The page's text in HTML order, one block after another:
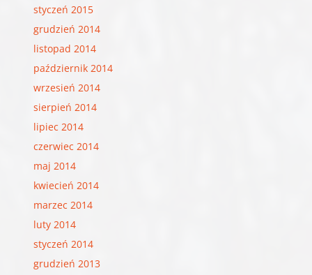
styczeń 2015
grudzień 2014
listopad 2014
październik 2014
wrzesień 2014
sierpień 2014
lipiec 2014
czerwiec 2014
maj 2014
kwiecień 2014
marzec 2014
luty 2014
styczeń 2014
grudzień 2013